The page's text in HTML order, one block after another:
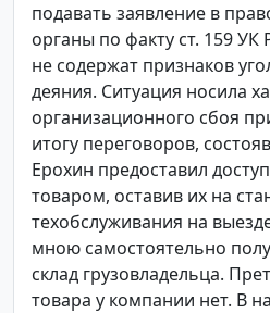
подавать заявление в
органы по факту ст. 159 УК
не содержат признаков
деяния. Ситуация носила
организационного сбоя
итогу переговоров,
Ерохин предоставил
товаром, оставив их на
техобслуживания на
мною самостоятельно
склад грузовладельца.
товара у компании нет. В